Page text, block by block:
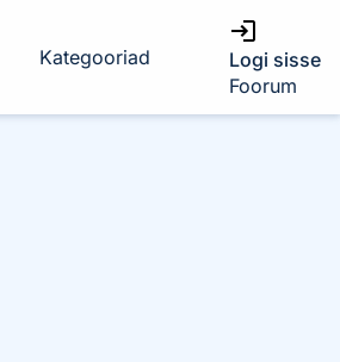
Kategooriad
Logi sisse
Foorum